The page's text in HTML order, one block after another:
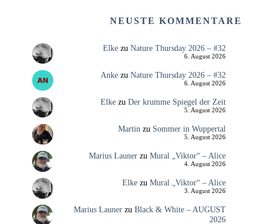
NEUSTE KOMMENTARE
Elkezu Nature Thursday 2026 – #32
6. August 2026
Ankezu Nature Thursday 2026 – #32
6. August 2026
Elkezu Der krumme Spiegel der Zeit
5. August 2026
Martin zu Sommer in Wuppertal
5. August 2026
Marius Launerzu Mural „Viktor“ – Alice
4. August 2026
Elkezu Mural „Viktor“ – Alice
3. August 2026
Marius Launerzu Black & White – AUGUST
2026